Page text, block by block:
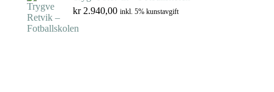
kr2.940,00 inkl. 5% kunstavgift